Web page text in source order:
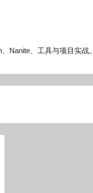
Nanite、工具与项目实战。